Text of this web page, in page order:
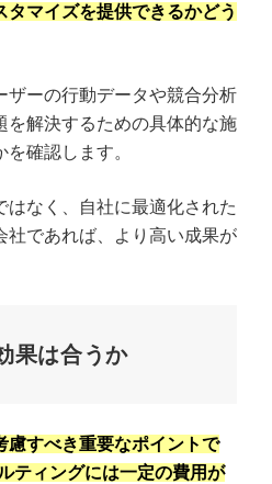
マイズを提供できるかどう
ザーの行動データや競合分析
を解決するための具体的な施
確認します。
はなく、自社に最適化された
社であれば、より高い成果が
果は合うか
慮すべき重要なポイントで
ティングには一定の費用が